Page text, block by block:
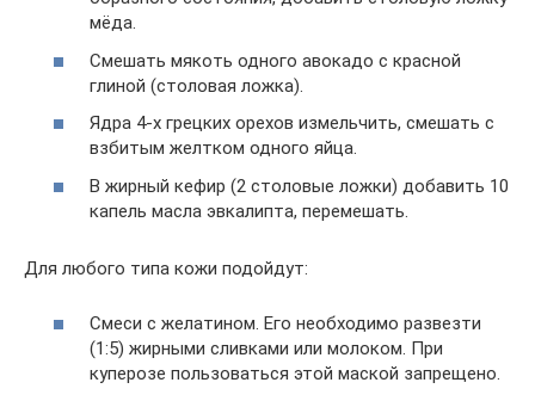
мёда.
Смешать мякоть одного авокадо с красной
глиной (столовая ложка).
Ядра 4-х грецких орехов измельчить, смешать с
взбитым желтком одного яйца.
В жирный кефир (2 столовые ложки) добавить 10
капель масла эвкалипта, перемешать.
Для любого типа кожи подойдут:
Смеси с желатином. Его необходимо развезти
(1:5) жирными сливками или молоком. При
куперозе пользоваться этой маской запрещено.